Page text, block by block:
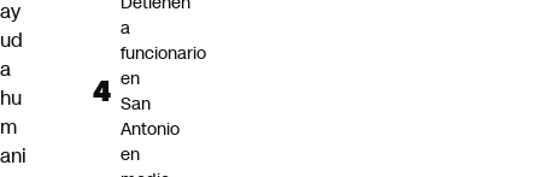
ay
ud
a
hu
m
ani
a
funcionario
en
San
Antonio
en